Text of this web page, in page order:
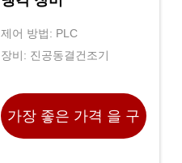
제어 방법: PLC
장비: 진공동결건조기
가장 좋은 가격 을 구